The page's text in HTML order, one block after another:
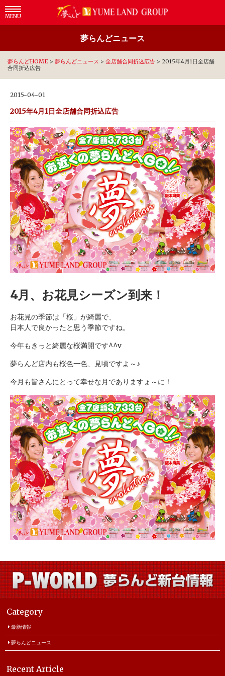
MENU
夢らんどニュース
夢らんどHOME > 夢らんどニュース > 全店舗合同折込広告 > 2015年4月1日全店舗
合同折込広告
2015-04-01
2015年4月1日全店舗合同折込広告
4月、お花見シーズン到来！
お花見の季節は「桜」が綺麗で、
日本人で良かったと思う季節ですね。
今年もきっと綺麗な桜満開です^^v
夢らんど店内も桜色一色、見頃ですよ～♪
今月も皆さんにとって幸せな月でありますょ～に！
Category
最新情報
夢らんどニュース
Recent Article